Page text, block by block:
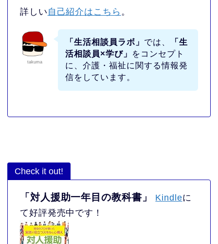
詳しい 自己紹介はこちら 。
takuma
「生活相談員ラボ」 では、
「生
活相談員×学び」
をコンセプト
に、介護・福祉に関する情報発
信をしています。
Check it out!
「対人援助一年目の教科書」 Kindleに
て好評発売中です！